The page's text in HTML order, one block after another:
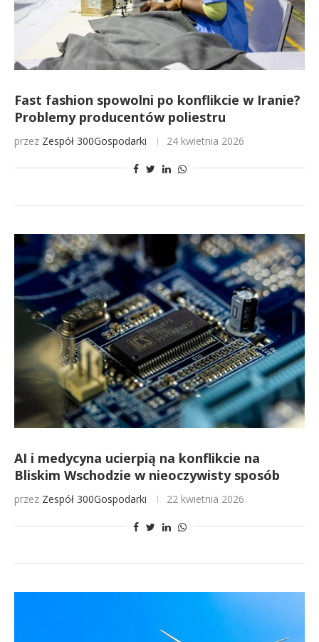
Fast fashion spowolni po konflikcie w Iranie?
Problemy producentów poliestru
przez Zespół 300Gospodarki 24 kwietnia 2026
AI i medycyna ucierpią na konflikcie na
Bliskim Wschodzie w nieoczywisty sposób
przez Zespół 300Gospodarki 22 kwietnia 2026